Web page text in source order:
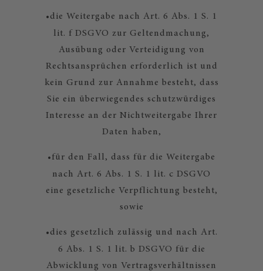
•die Weitergabe nach Art. 6 Abs. 1 S. 1
lit. f DSGVO zur Geltendmachung,
Ausübung oder Verteidigung von
Rechtsansprüchen erforderlich ist und
kein Grund zur Annahme besteht, dass
Sie ein überwiegendes schutzwürdiges
Interesse an der Nichtweitergabe Ihrer
Daten haben,
•für den Fall, dass für die Weitergabe
nach Art. 6 Abs. 1 S. 1 lit. c DSGVO
eine gesetzliche Verpflichtung besteht,
sowie
•dies gesetzlich zulässig und nach Art.
6 Abs. 1 S. 1 lit. b DSGVO für die
Abwicklung von Vertragsverhältnissen